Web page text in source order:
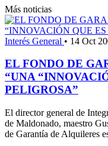
Más noticias
Interés General • 14 Oct
EL FONDO DE
“UNA
PELIGROSA”
El director general de
de Maldonado, maestro
de Garantía de Alquileres